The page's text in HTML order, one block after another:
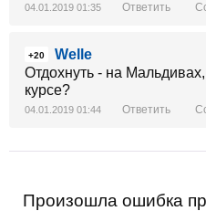
04.01.2019 01:35 Ответить
+20
Welle
Отдохнуть - на
курсе?
04.01.2019 01:44 Ответить
Произошла ошибка